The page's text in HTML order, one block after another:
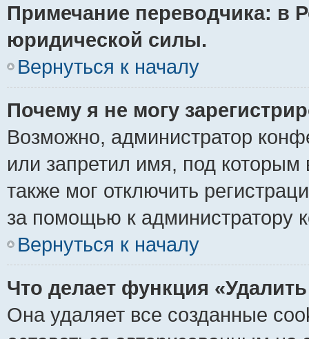
Примечание переводчика: в
юридической силы.
Вернуться к началу
Почему я не могу
Возможно, администратор
или запретил имя, под которым
также мог отключить
за помощью к администратору
Вернуться к началу
Что делает функция
Она удаляет все созданные